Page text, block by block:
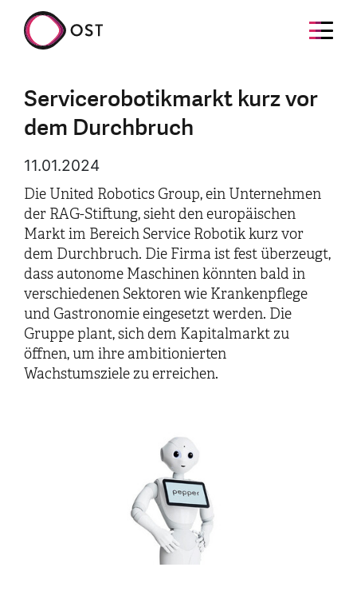
Servicerobotikmarkt kurz vor
dem Durchbruch
11.01.2024
Die United Robotics Group, ein Unternehmen
der RAG-Stiftung, sieht den europäischen
Markt im Bereich Service Robotik kurz vor
dem Durchbruch. Die Firma ist fest überzeugt,
dass autonome Maschinen könnten bald in
verschiedenen Sektoren wie Krankenpflege
und Gastronomie eingesetzt werden. Die
Gruppe plant, sich dem Kapitalmarkt zu
öffnen, um ihre ambitionierten
Wachstumsziele zu erreichen.